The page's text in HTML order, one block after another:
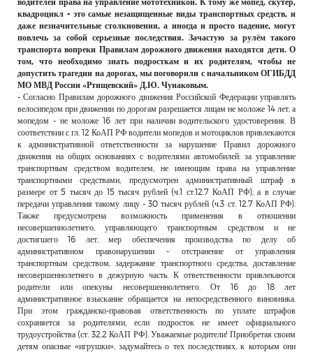
квадроцикл - это самые незащищенные виды транспортных средств, и
даже незначительные столкновения, а иногда и просто падение, могут
повлечь за собой серьезные последствия. Зачастую за рулём такого
транспорта вопреки Правилам дорожного движения находятся дети. О
том, что необходимо знать подросткам и их родителям, чтобы не
допустить трагедии на дорогах, мы поговорили с начальником ОГИБДД
МО МВД России «Ртищевский» Д.Ю. Чунаковым.
- Согласно Правилам дорожного движения Российской Федерации управлять
велосипедом при движении по дорогам разрешается лицам не моложе 14 лет, а
мопедом - не моложе 16 лет при наличии водительского удостоверения. В
соответствии с гл. 12 КоАП РФ водители мопедов и мотоциклов привлекаются
к административной ответственности за нарушение Правил дорожного
движения на общих основаниях с водителями автомобилей: за управление
транспортным средством водителем, не имеющим права на управление
транспортными средствами, предусмотрен административный штраф в
размере от 5 тысяч до 15 тысяч рублей (ч.1 ст.12.7 КоАП РФ), а в случае
передачи управления такому лицу - 30 тысяч рублей (ч.3 ст. 12.7 КоАП РФ).
Также предусмотрена возможность применения в отношении
несовершеннолетнего, управляющего транспортным средством и не
достигшего 16 лет, мер обеспечения производства по делу об
административном правонарушении - отстранение от управления
транспортным средством, задержание транспортного средства, доставление
несовершеннолетнего в дежурную часть. К ответственности привлекаются
родители или опекуны несовершеннолетнего. От 16 до 18 лет
административное взыскание обращается на непосредственного виновника.
При этом гражданско-правовая ответственность по уплате штрафов
сохраняется за родителями, если подросток не имеет официального
трудоустройства (ст. 32.2 КоАП РФ). Уважаемые родители! Приобретая своим
детям опасные «игрушки», задумайтесь о тех последствиях, к которым они